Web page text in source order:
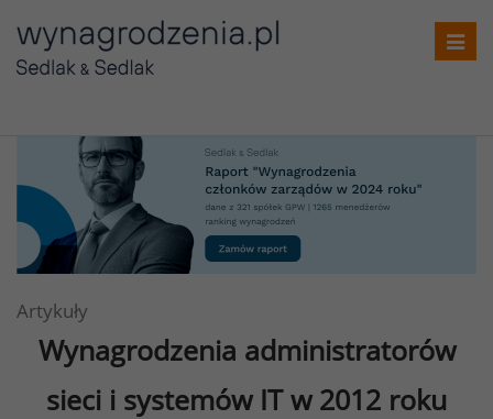
Artykuły
Wynagrodzenia administratorów
sieci i systemów IT w 2012 roku